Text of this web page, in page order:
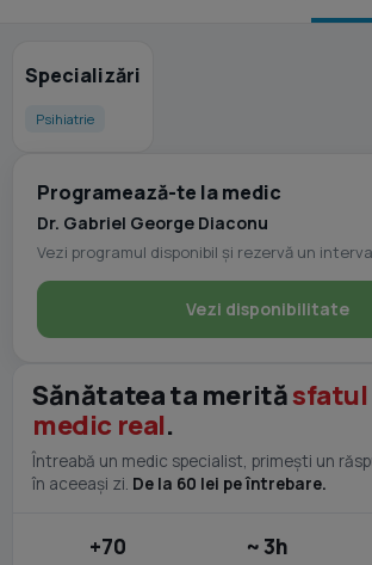
Specializări
Psihiatrie
Programează-te la medic
Dr. Gabriel George Diaconu
Vezi programul disponibil și rezervă un
Vezi disponibilitate
Sănătatea ta merităsfatul
medic real.
Întreabă un medic specialist, primești un
în aceeași zi. De la 60 lei pe întrebare.
+70 ~ 3h